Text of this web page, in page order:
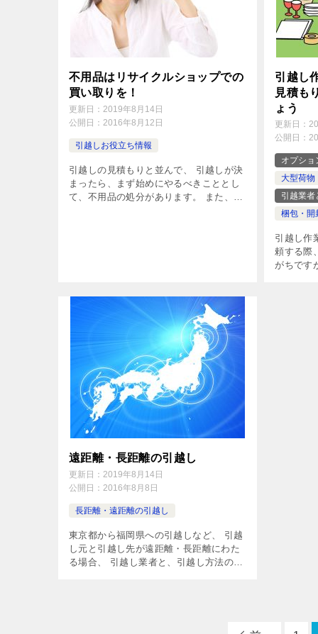
不用品はリサイクルショップでの
買い取りを！
更新日： 2019年8月14日
公開日： 2016年8月12日
引越しお役立ち情報
引越しの見積もりと並んで、 引越しが決
まったら、まず始めにやるべきこととし
て、不用品の処分があります。 また、梱
引越し
見積も
ょう
更新日：
公開日：
オプショ
大型荷物
引越業者
梱包・開
引越し作
頼する際
がちです
遠距離・長距離の引越し
更新日： 2019年8月14日
公開日： 2016年8月8日
長距離・遠距離の引越し
東京都から福岡県への引越しなど、 引越
し元と引越し先が遠距離・長距離にわた
る場合、 引越し業者と、引越し方法の選